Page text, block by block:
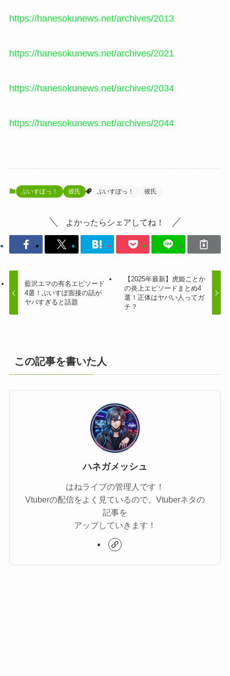
https://hanesokunews.net/archives/2013
https://hanesokunews.net/archives/2021
https://hanesokunews.net/archives/2034
https://hanesokunews.net/archives/2044
ぶいすぽっ！ 彼氏 ぶいすぽっ！ 彼氏
よかったらシェアしてね！
藍沢エマの有名エピソード
4選！ぶいすぽ面接の話が
ヤバすぎると話題
【2025年最新】虎姫ことか
の炎上エピソードまとめ4
選！正体はヤバい人ってガ
チ？
この記事を書いた人
ハネガメッシュ
はねライブの管理人です！
Vtuberの配信をよく見ているので、Vtuberネタの
記事を
アップしていきます！